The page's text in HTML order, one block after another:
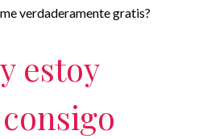
verdaderamente gratis?
estoy